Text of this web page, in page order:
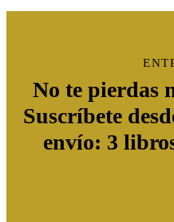
No te pierdas
Suscríbete
envío: 3